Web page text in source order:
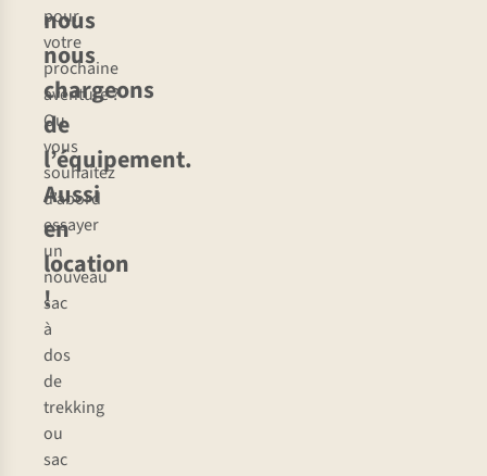
nous
nous
chargeons
de
l’équipement.
Aussi
en
location
!
pour
votre
prochaine
aventure ?
Ou
vous
souhaitez
d’abord
essayer
un
nouveau
sac
à
dos
de
trekking
ou
sac